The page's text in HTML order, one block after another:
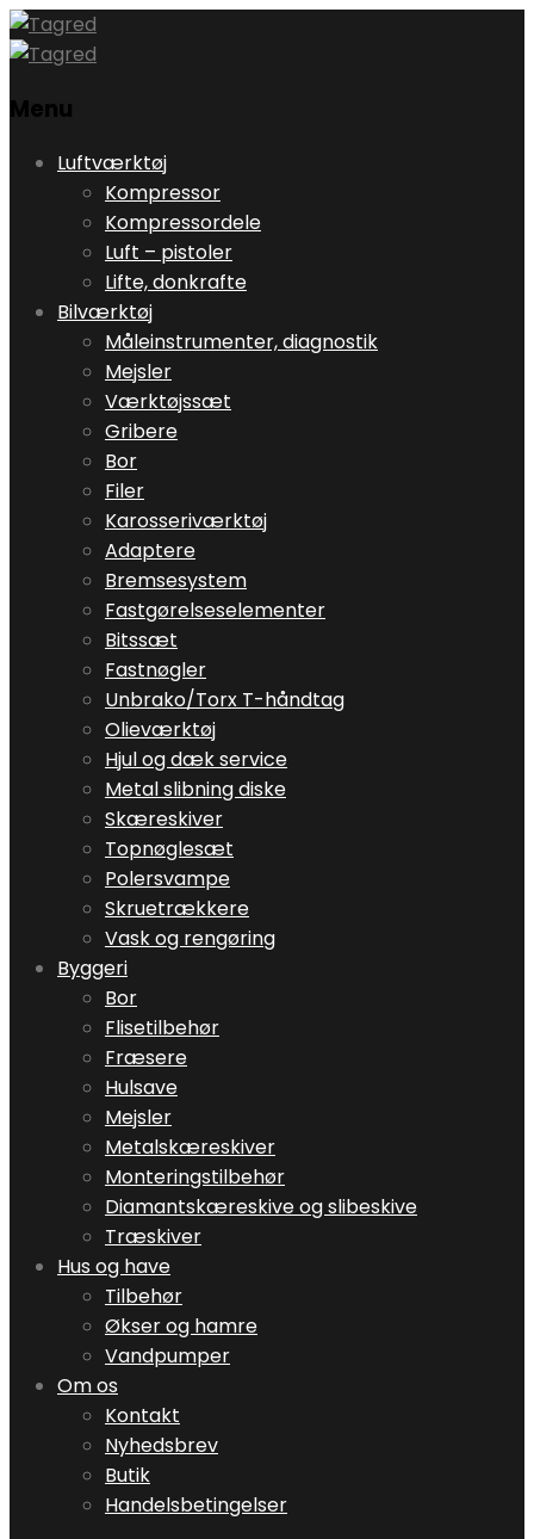
Menu
Skip
content
Luftværktøj
Kompressor
Kompressordele
Luft – pistoler
Lifte, donkrafte
Bilværktøj
Måleinstrumenter, diagnostik
Mejsler
Værktøjssæt
Gribere
Bor
Filer
Karosseriværktøj
Adaptere
Bremsesystem
Fastgørelseselementer
Bitssæt
Fastnøgler
Unbrako/Torx T-håndtag
Olieværktøj
Hjul og dæk service
Metal slibning diske
Skæreskiver
Topnøglesæt
Polersvampe
Skruetrækkere
Vask og rengøring
Byggeri
Bor
Flisetilbehør
Fræsere
Hulsave
Mejsler
Metalskæreskiver
Monteringstilbehør
Diamantskæreskive og slibeskive
Træskiver
Hus og have
Tilbehør
Økser og hamre
Vandpumper
Om os
Kontakt
Nyhedsbrev
Butik
Handelsbetingelser